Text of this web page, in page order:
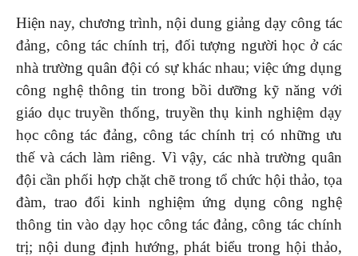
Hiện nay, chương trình, nội dung giảng dạy công tác
đảng, công tác chính trị, đối tượng người học ở các
nhà trường quân đội có sự khác nhau; việc ứng dụng
công nghệ thông tin trong bồi dưỡng kỹ năng với
giáo dục truyền thống, truyền thụ kinh nghiệm dạy
học công tác đảng, công tác chính trị có những ưu
thế và cách làm riêng. Vì vậy, các nhà trường quân
đội cần phối hợp chặt chẽ trong tổ chức hội thảo, tọa
đàm, trao đổi kinh nghiệm ứng dụng công nghệ
thông tin vào dạy học công tác đảng, công tác chính
trị; nội dung định hướng, phát biểu trong hội thảo,